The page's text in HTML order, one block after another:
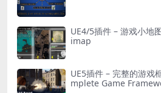
UE4/5插件 – 游戏小地
imap
UE5插件 – 完整的游
mplete Game